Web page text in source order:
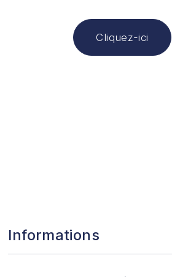
Cliquez-ici
Informations